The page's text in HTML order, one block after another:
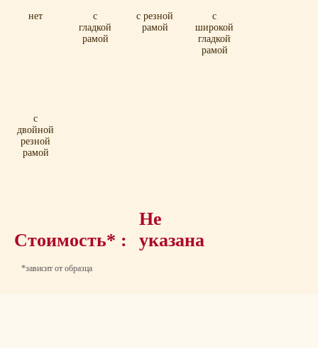
нет
с
гладкой
рамой
с резной
рамой
с
широкой
гладкой
рамой
с
двойной
резной
рамой
Стоимость* :
Не
указана
*зависит от образца